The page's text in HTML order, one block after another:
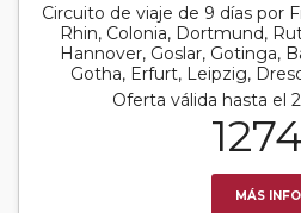
Circuito de viaje de 9 días por
Rhin, Colonia, Dortmund,
Hannover, Goslar, Gotinga,
Gotha, Erfurt, Leipzig,
Oferta válida hasta el
MÁS INFO